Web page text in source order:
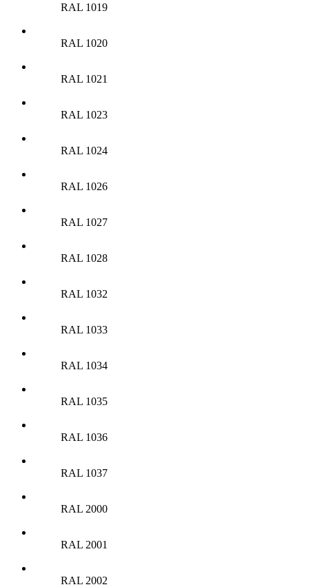
RAL 1019
RAL 1020
RAL 1021
RAL 1023
RAL 1024
RAL 1026
RAL 1027
RAL 1028
RAL 1032
RAL 1033
RAL 1034
RAL 1035
RAL 1036
RAL 1037
RAL 2000
RAL 2001
RAL 2002